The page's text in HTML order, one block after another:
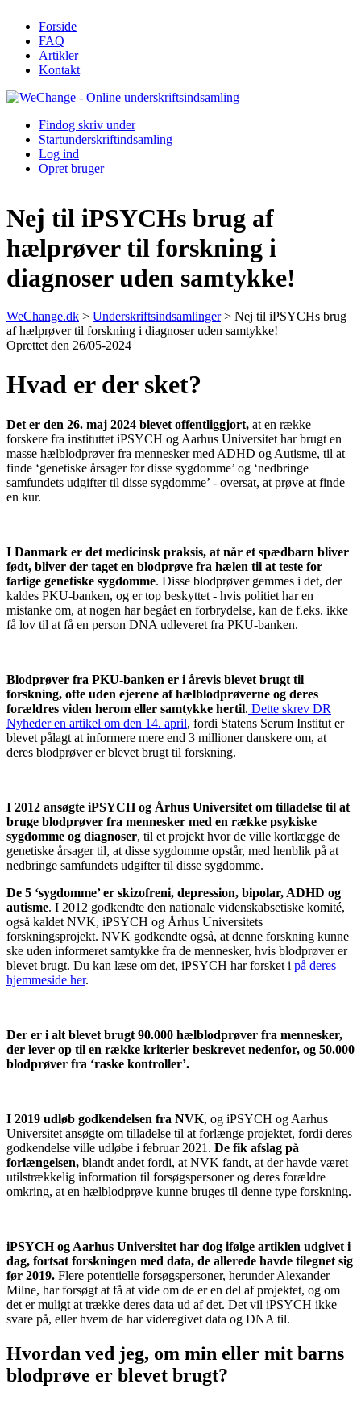
Forside
FAQ
Artikler
Kontakt
Findog skriv under
Startunderskriftindsamling
Log ind
Opret bruger
Nej til iPSYCHs brug af
hælprøver til forskning i
diagnoser uden samtykke!
WeChange.dk > Underskriftsindsamlinger > Nej til iPSYCHs brug
af hælprøver til forskning i diagnoser uden samtykke!
Oprettet den 26/05-2024
Hvad er der sket?
Det er den 26. maj 2024 blevet offentliggjort, at en række
forskere fra instituttet iPSYCH og Aarhus Universitet har brugt en
masse hælblodprøver fra mennesker med ADHD og Autisme, til at
finde ‘genetiske årsager for disse sygdomme’ og ‘nedbringe
samfundets udgifter til disse sygdomme’ - oversat, at prøve at finde
en kur.
I Danmark er det medicinsk praksis, at når et spædbarn bliver
født, bliver der taget en blodprøve fra hælen til at teste for
farlige genetiske sygdomme. Disse blodprøver gemmes i det, der
kaldes PKU-banken, og er top beskyttet - hvis politiet har en
mistanke om, at nogen har begået en forbrydelse, kan de f.eks. ikke
få lov til at få en person DNA udleveret fra PKU-banken.
Blodprøver fra PKU-banken er i årevis blevet brugt til
forskning, ofte uden ejerene af hælblodprøverne og deres
forældres viden herom eller samtykke hertil. Dette skrev DR
Nyheder en artikel om den 14. april, fordi Statens Serum Institut er
blevet pålagt at informere mere end 3 millioner danskere om, at
deres blodprøver er blevet brugt til forskning.
I 2012 ansøgte iPSYCH og Århus Universitet om tilladelse til at
bruge blodprøver fra mennesker med en række psykiske
sygdomme og diagnoser, til et projekt hvor de ville kortlægge de
genetiske årsager til, at disse sygdomme opstår, med henblik på at
nedbringe samfundets udgifter til disse sygdomme.
De 5 ‘sygdomme’ er skizofreni, depression, bipolar, ADHD og
autisme. I 2012 godkendte den nationale videnskabsetiske komité,
også kaldet NVK, iPSYCH og Århus Universitets
forskningsprojekt. NVK godkendte også, at denne forskning kunne
ske uden informeret samtykke fra de mennesker, hvis blodprøver er
blevet brugt. Du kan læse om det, iPSYCH har forsket i på deres
hjemmeside her.
Der er i alt blevet brugt 90.000 hælblodprøver fra mennesker,
der lever op til en række kriterier beskrevet nedenfor, og 50.000
blodprøver fra ‘raske kontroller’.
I 2019 udløb godkendelsen fra NVK, og iPSYCH og Aarhus
Universitet ansøgte om tilladelse til at forlænge projektet, fordi deres
godkendelse ville udløbe i februar 2021. De fik afslag på
forlængelsen, blandt andet fordi, at NVK fandt, at der havde været
utilstrækkelig information til forsøgspersoner og deres forældre
omkring, at en hælblodprøve kunne bruges til denne type forskning.
iPSYCH og Aarhus Universitet har dog ifølge artiklen udgivet i
dag, fortsat forskningen med data, de allerede havde tilegnet sig
før 2019. Flere potentielle forsøgspersoner, herunder Alexander
Milne, har forsøgt at få at vide om de er en del af projektet, og om
det er muligt at trække deres data ud af det. Det vil iPSYCH ikke
svare på, eller hvem de har videregivet data og DNA til.
Hvordan ved jeg, om min eller mit barns
blodprøve er blevet brugt?